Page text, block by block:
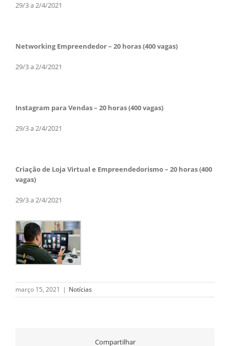
29/3 a 2/4/2021
Networking Empreendedor – 20 horas (400 vagas)
29/3 a 2/4/2021
Instagram para Vendas – 20 horas (400 vagas)
29/3 a 2/4/2021
Criação de Loja Virtual e Empreendedorismo – 20 horas (400
vagas)
29/3 a 2/4/2021
março 15, 2021 | Notícias
Compartilhar